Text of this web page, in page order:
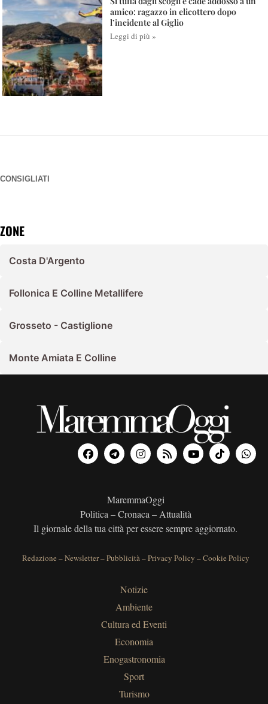
amico: ragazzo in elicottero dopo
l’incidente al Giglio
Leggi di più »
CONSIGLIATI
ZONE
Costa D'Argento
Follonica E Colline Metallifere
Grosseto - Castiglione
Monte Amiata E Colline
MaremmaOggi
Politica – Cronaca – Attualità
Il giornale della tua città per essere sempre aggiornato.
Redazione –Newsletter–Pubblicità–Privacy Policy –Cookie Policy
Notizie
Ambiente
Cultura ed Eventi
Economia
Enogastronomia
Sport
Turismo